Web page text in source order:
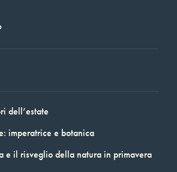
dell’estate
imperatrice e botanica
e il risveglio della natura in primavera